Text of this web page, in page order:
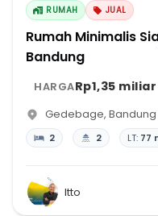
RUMAH JUAL
Rumah Minimalis
Bandung
HARGARp1,35 miliar
Gedebage, Bandung
2 2 LT: 77
Itto